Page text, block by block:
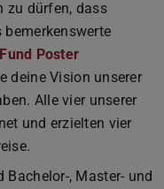
zu dürfen, dass
Poster
deine Vision unserer
Alle vier unserer
und erzielten vier
Bachelor-, Master- und